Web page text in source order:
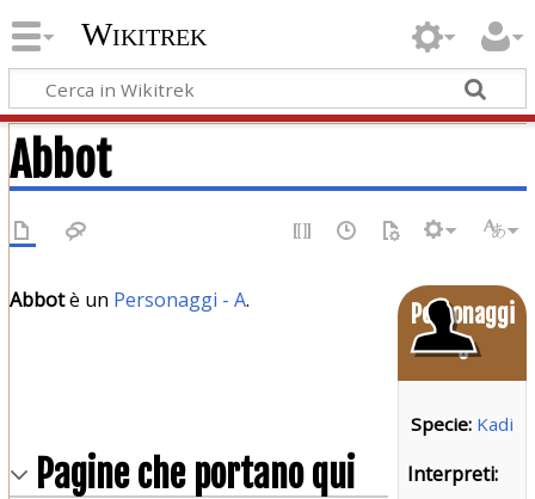
Wikitrek
Abbot
Personaggi
o
Specie: Kadi
Interpreti:
Abbotè un Personaggi - A.
Pagine che portano qui